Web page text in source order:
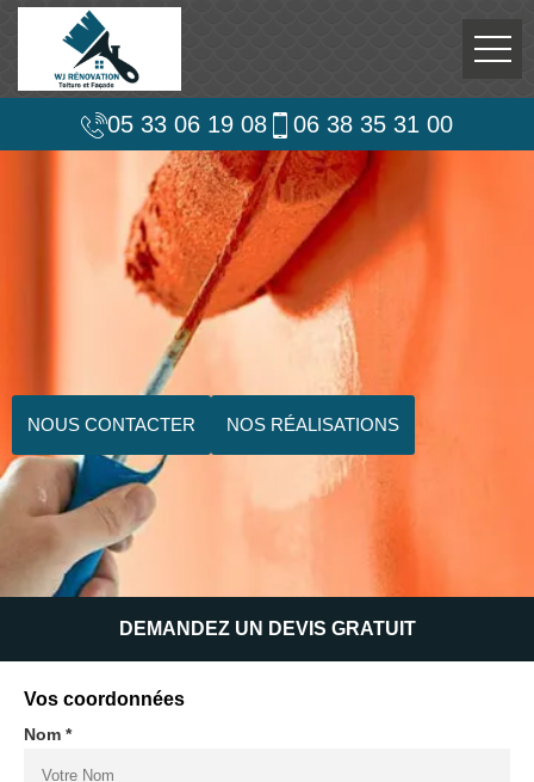
05 33 06 19 08 06 38 35 31 00
NOUS CONTACTER NOS RÉALISATIONS
DEMANDEZ UN DEVIS GRATUIT
Vos coordonnées
Nom *